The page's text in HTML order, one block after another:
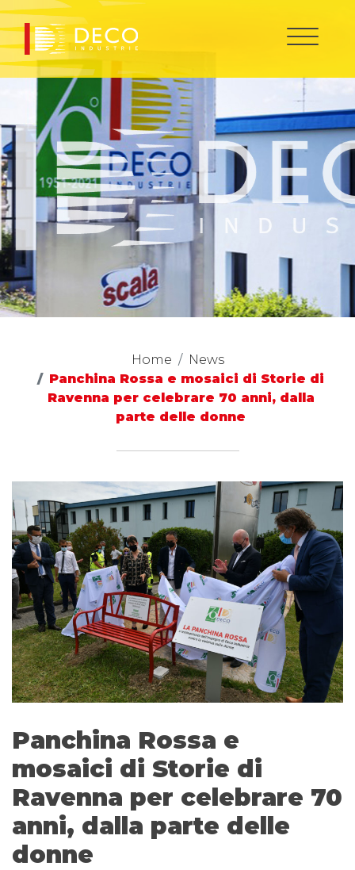
Home
News
Panchina Rossa e mosaici di Storie di
Ravenna per celebrare 70 anni, dalla
parte delle donne
Panchina Rossa e
mosaici di Storie di
Ravenna per celebrare 70
anni, dalla parte delle
donne